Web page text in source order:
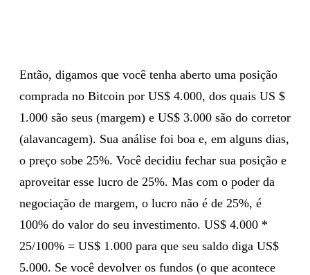
Então, digamos que você tenha aberto uma posição
comprada no Bitcoin por US$ 4.000, dos quais US $
1.000 são seus (margem) e US$ 3.000 são do corretor
(alavancagem). Sua análise foi boa e, em alguns dias,
o preço sobe 25%. Você decidiu fechar sua posição e
aproveitar esse lucro de 25%. Mas com o poder da
negociação de margem, o lucro não é de 25%, é
100% do valor do seu investimento. US$ 4.000 *
25/100% = US$ 1.000 para que seu saldo diga US$
5.000. Se você devolver os fundos (o que acontece